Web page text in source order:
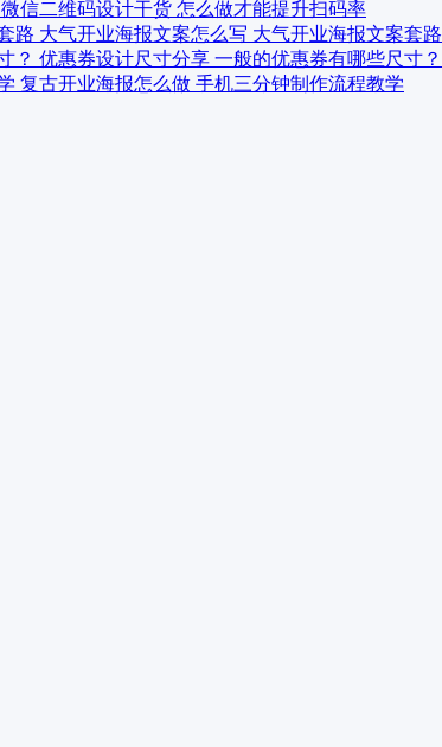
微信二维码设计干货 怎么做才能提升扫码率
大气开业海报文案怎么写 大气开业海报文案套路
优惠券设计尺寸分享 一般的优惠券有哪些尺寸？
复古开业海报怎么做 手机三分钟制作流程教学